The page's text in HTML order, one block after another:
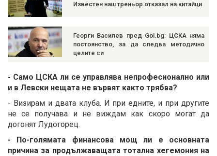
Известен наш треньор отказал на китайци
Георги Василев пред Gol.bg: ЦСКА няма
постоянство, за да следва методично
целите си
- Само ЦСКА ли се управлява непрофесионално или
и в Левски нещата не вървят както трябва?
- Визирам и двата клуба. И при едните, и при другите
не се получава и не виждам как скоро могат да
догонят Лудогорец.
- По-голямата финансова мощ ли е основната
причина за продължаващата тотална хегемония на